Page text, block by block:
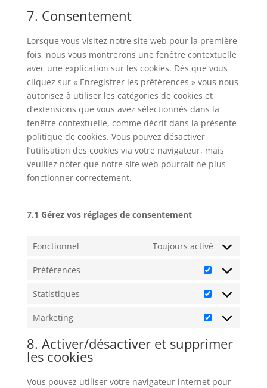
7. Consentement
Lorsque vous visitez notre site web pour la première
fois, nous vous montrerons une fenêtre contextuelle
avec une explication sur les cookies. Dès que vous
cliquez sur « Enregistrer les préférences » vous nous
autorisez à utiliser les catégories de cookies et
d’extensions que vous avez sélectionnés dans la
fenêtre contextuelle, comme décrit dans la présente
politique de cookies. Vous pouvez désactiver
l’utilisation des cookies via votre navigateur, mais
veuillez noter que notre site web pourrait ne plus
fonctionner correctement.
7.1 Gérez vos réglages de consentement
Fonctionnel Toujours activé
Préférences
Préférences
Statistiques
Statistiques
Marketing
Marketing
8. Activer/désactiver et supprimer
les cookies
Vous pouvez utiliser votre navigateur internet pour